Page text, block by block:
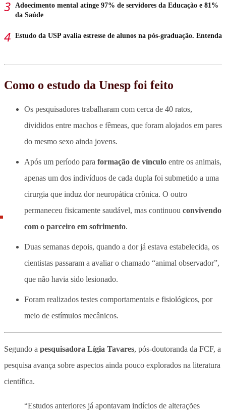
Adoecimento mental atinge 97% de servidores da Educação e 81%
da Saúde
Estudo da USP avalia estresse de alunos na pós-graduação. Entenda
Como o estudo da Unesp foi feito
Os pesquisadores trabalharam com cerca de 40 ratos,
divididos entre machos e fêmeas, que foram alojados em pares
do mesmo sexo ainda jovens.
Após um período para formação de vínculo entre os animais,
apenas um dos indivíduos de cada dupla foi submetido a uma
cirurgia que induz dor neuropática crônica. O outro
permaneceu fisicamente saudável, mas continuou convivendo
com o parceiro em sofrimento.
Duas semanas depois, quando a dor já estava estabelecida, os
cientistas passaram a avaliar o chamado “animal observador”,
que não havia sido lesionado.
Foram realizados testes comportamentais e fisiológicos, por
meio de estímulos mecânicos.
Segundo a pesquisadora Lígia Tavares, pós-doutoranda da FCF, a
pesquisa avança sobre aspectos ainda pouco explorados na literatura
científica.
“Estudos anteriores já apontavam indícios de alterações